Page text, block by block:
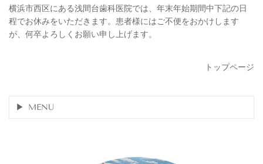
横浜市西区にある浅間台歯科医院では、年末年始期間中下記の日
程でお休みをいただきます。患者様にはご不便をおかけします
が、何卒よろしくお願い申し上げます。
トップページ
MENU